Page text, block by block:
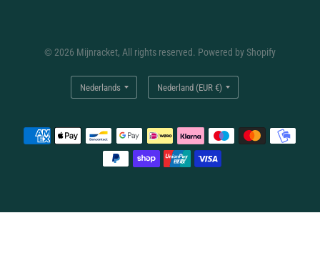
© 2026 Mijnracket, All rights reserved. Powered by Shopify
Land/regio
bijwerken
Land/regio
bijwerken